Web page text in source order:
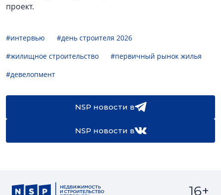
проект.
#интервью
#день строителя 2026
#жилищное строительство
#первичный рынок жилья
#девелопмент
NSP новости в
NSP новости в
16+